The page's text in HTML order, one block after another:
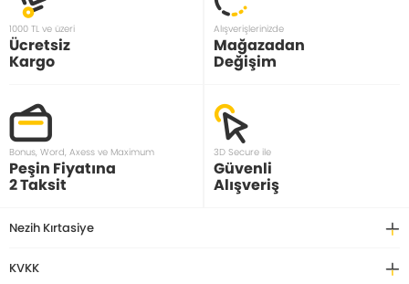
1000 TL ve üzeri
Ücretsiz
Kargo
Alışverişlerinizde
Mağazadan
Değişim
Bonus, Word, Axess ve Maximum
Peşin Fiyatına
2 Taksit
3D Secure ile
Güvenli
Alışveriş
Nezih Kırtasiye
KVKK